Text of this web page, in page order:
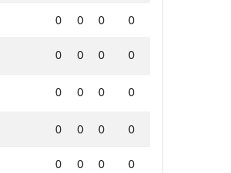
0 0 0 0
0 0 0 0
0 0 0 0
0 0 0 0
0 0 0 0